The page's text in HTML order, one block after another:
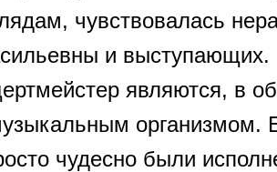
чувствовалась
и выступающих.
являются, в
организмом.
чудесно были